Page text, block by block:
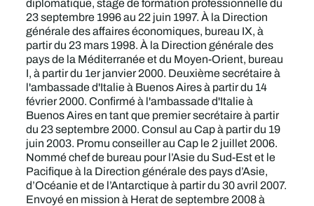
23 septembre 1996 au 22 juin 1997. À la Direction
générale des affaires économiques, bureau IX, à
partir du 23 mars 1998. À la Direction générale des
pays de la Méditerranée et du Moyen-Orient, bureau
I, à partir du 1er janvier 2000. Deuxième secrétaire à
l'ambassade d'Italie à Buenos Aires à partir du 14
février 2000. Confirmé à l'ambassade d'Italie à
Buenos Aires en tant que premier secrétaire à partir
du 23 septembre 2000. Consul au Cap à partir du 19
juin 2003. Promu conseiller au Cap le 2 juillet 2006.
Nommé chef de bureau pour l’Asie du Sud-Est et le
Pacifique à la Direction générale des pays d’Asie,
d’Océanie et de l’Antarctique à partir du 30 avril 2007.
Envoyé en mission à Herat de septembre 2008 à